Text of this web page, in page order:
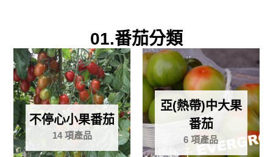
01.番茄分類
不停心小果番茄
14 項產品
亞(熱帶)中大果
番茄
6 項產品